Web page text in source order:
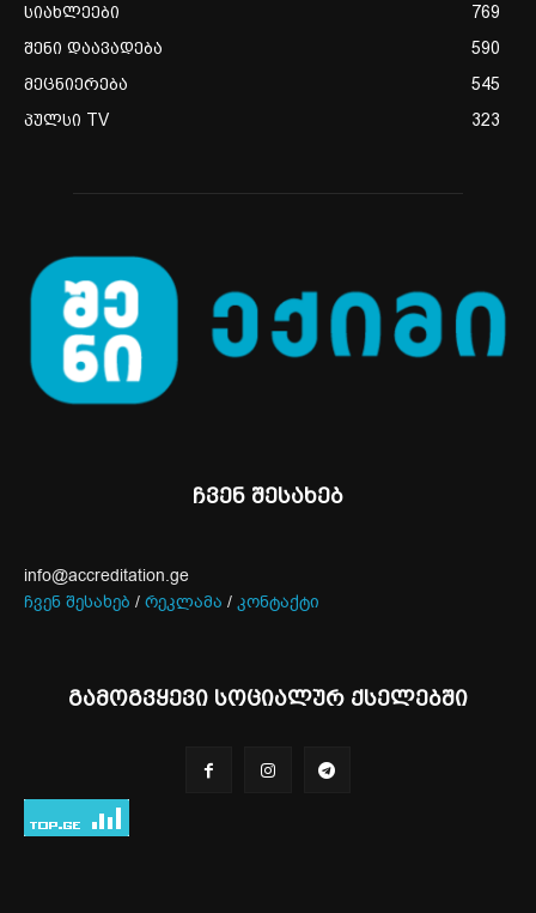
სიახლეები
769
შენი დაავადება
590
მეცნიერება
545
პულსი TV
323
ჩვენ შესახებ
info@accreditation.ge
ჩვენ შესახებ / რეკლამა / კონტაქტი
გამოგვყევი სოციალურ ქსელებში